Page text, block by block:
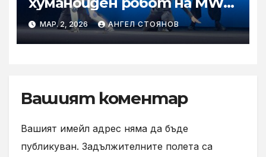
2026
МАР. 2, 2026 АНГЕЛ СТОЯНОВ
Вашият коментар
Вашият имейл адрес няма да бъде
публикуван. Задължителните полета са